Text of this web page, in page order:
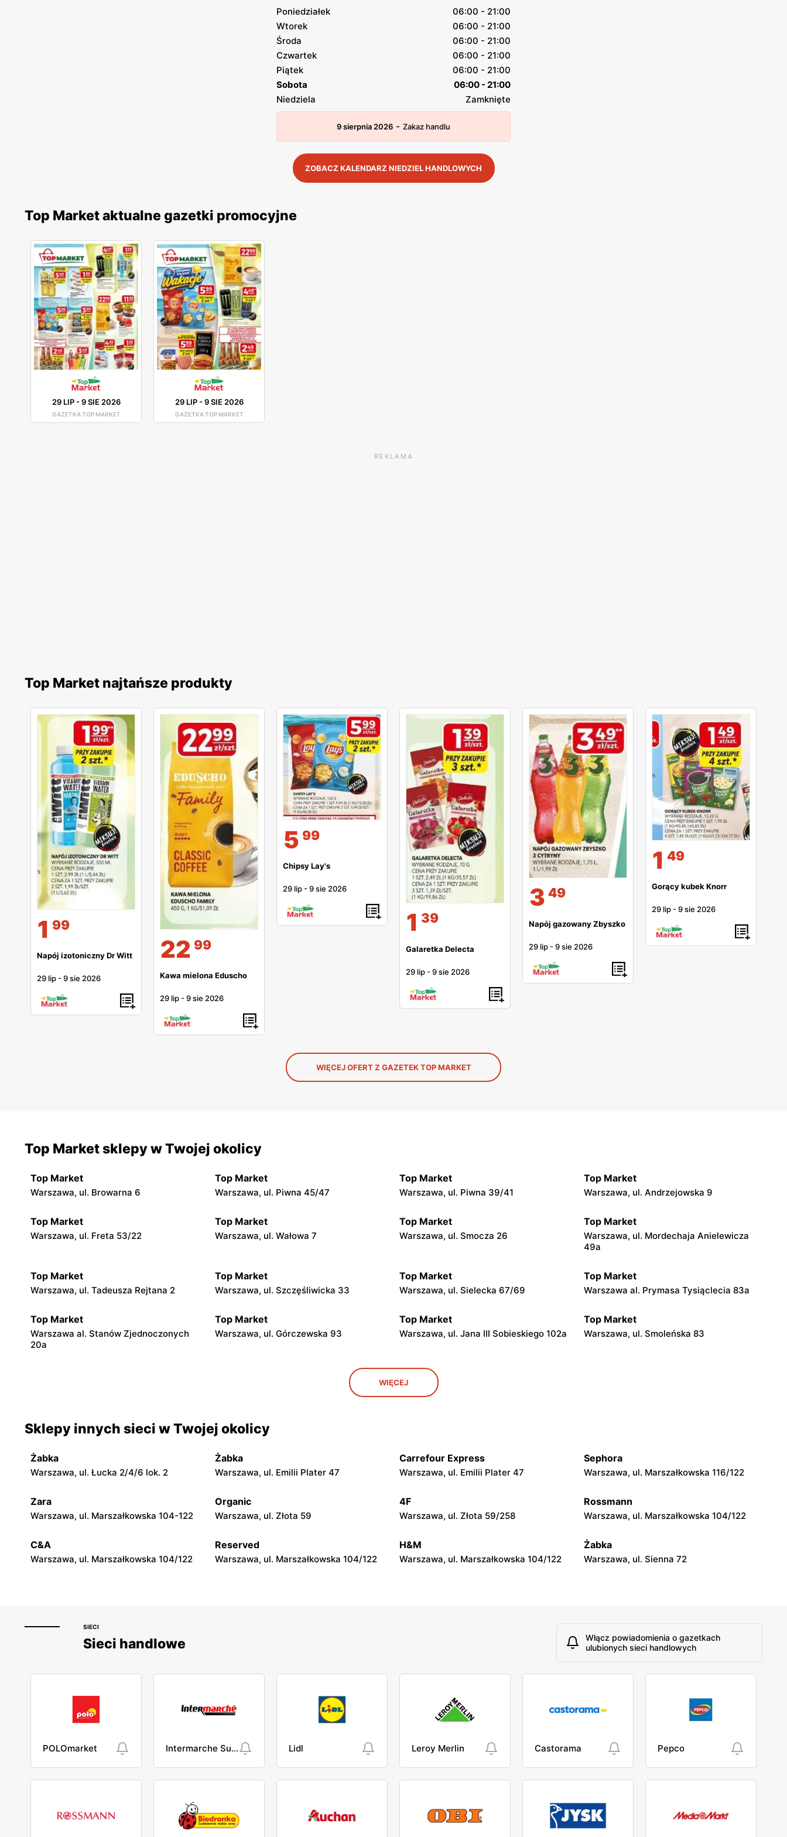
Poniedziałek
06:00 - 21:00
Wtorek
06:00 - 21:00
Środa
06:00 - 21:00
Czwartek
06:00 - 21:00
Piątek
06:00 - 21:00
Sobota
06:00 - 21:00
Niedziela
Zamknięte
9 sierpnia 2026 - Zakaz handlu
ZOBACZ KALENDARZ NIEDZIEL HANDLOWYCH
Top Market aktualne gazetki promocyjne
29 LIP-9 SIE 2026
GAZETKA TOP MARKET
29 LIP-9 SIE 2026
GAZETKA TOP MARKET
REKLAMA
Top Market najtańsze produkty
1 99
Napój izotoniczny Dr Witt
29 lip -9 sie 2026
22 99
Kawa mielona Eduscho
29 lip -9 sie 2026
5 99
Chipsy Lay's
29 lip -9 sie 2026
1 39
Galaretka Delecta
29 lip -9 sie 2026
3 49
Napój gazowany Zbyszko
29 lip -9 sie 2026
1 49
Gorący kubek Knorr
29 lip -9 sie 2026
WIĘCEJ OFERT Z GAZETEK TOP MARKET
Top Market sklepy w Twojej okolicy
Top Market
Warszawa, ul. Browarna 6
Top Market
Warszawa, ul. Piwna 45/47
Top Market
Warszawa, ul. Piwna 39/41
Top Market
Warszawa, ul. Andrzejowska 9
Top Market
Warszawa, ul. Freta 53/22
Top Market
Warszawa, ul. Wałowa 7
Top Market
Warszawa, ul. Smocza 26
Top Market
Warszawa, ul. Mordechaja Anielewicza
49a
Top Market
Warszawa, ul. Tadeusza Rejtana 2
Top Market
Warszawa, ul. Szczęśliwicka 33
Top Market
Warszawa, ul. Sielecka 67/69
Top Market
Warszawa al. Prymasa Tysiąclecia 83a
Top Market
Warszawa al. Stanów Zjednoczonych
20a
Top Market
Warszawa, ul. Górczewska 93
Top Market
Warszawa, ul. Jana III Sobieskiego 102a
Top Market
Warszawa, ul. Smoleńska 83
Top Market
Warszawa, ul. Władysława
Broniewskiego 37
Top Market Top Market
Top Market Top Market
Rechniewskiego 8
Top Market Top Market
Warszawa, ul. Łabiszyńska 21 Warszawa, ul. Sęczkowa 60 Warszawa, ul. pasaż Stokłosy 11 Warszawa, ul. Nowoursynowska 161
WIĘCEJ
Sklepy innych sieci w Twojej okolicy
Żabka
Warszawa, ul. Łucka 2/4/6 lok. 2
Żabka
Warszawa, ul. Emilii Plater 47
Carrefour Express
Warszawa, ul. Emilii Plater 47
Sephora
Warszawa, ul. Marszałkowska 116/122
Zara
Warszawa, ul. Marszałkowska 104-122
Organic
Warszawa, ul. Złota 59
4F
Warszawa, ul. Złota 59/258
Rossmann
Warszawa, ul. Marszałkowska 104/122
C&A
Warszawa, ul. Marszałkowska 104/122
Reserved
Warszawa, ul. Marszałkowska 104/122
H&M
Warszawa, ul. Marszałkowska 104/122
Żabka
Warszawa, ul. Sienna 72
SIECI
Sieci handlowe
Włącz powiadomienia o gazetkach
ulubionych sieci handlowych
POLOmarket Intermarche Super Lidl Leroy Merlin Castorama Pepco